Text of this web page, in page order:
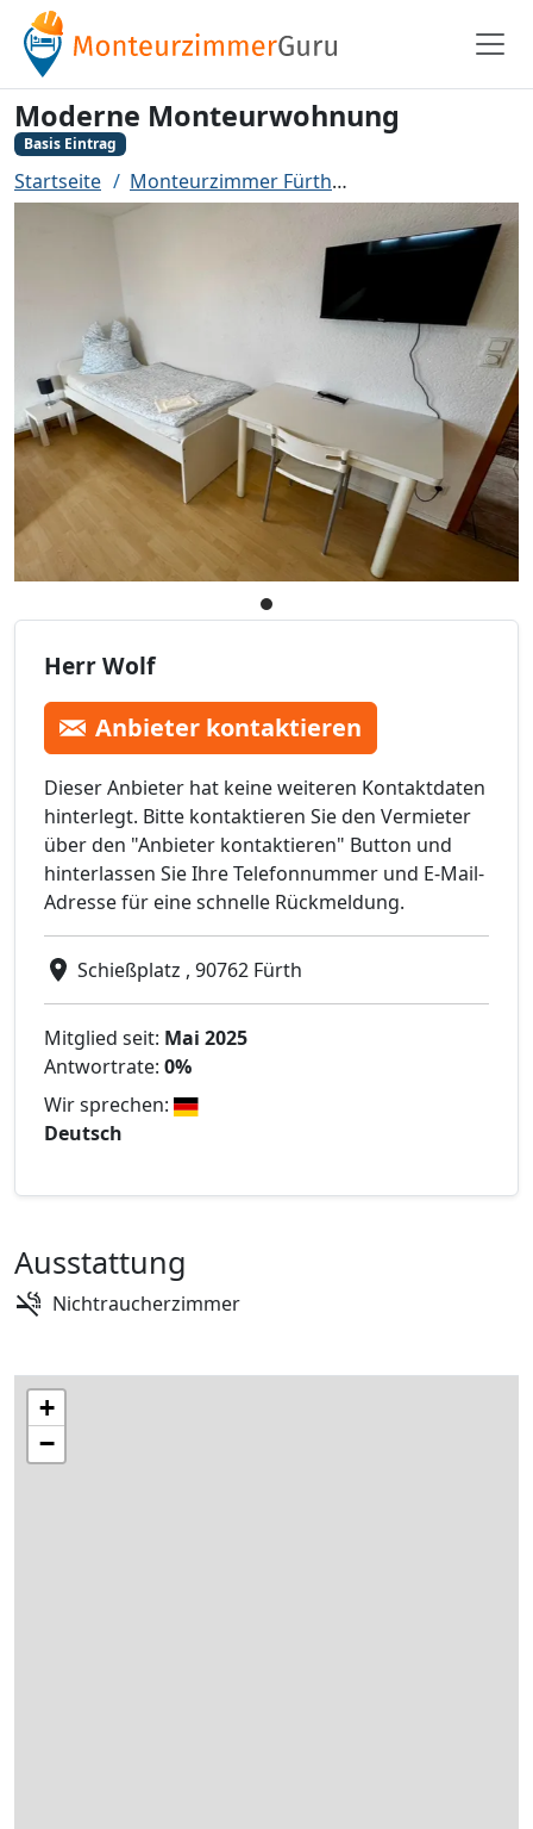
Moderne Monteurwohnung
Basis Eintrag
Startseite Monteurzimmer Fürth
Herr Wolf
Anbieter kontaktieren
Dieser Anbieter hat keine weiteren Kontaktdaten
hinterlegt. Bitte kontaktieren Sie den Vermieter
über den "Anbieter kontaktieren" Button und
hinterlassen Sie Ihre Telefonnummer und E-Mail-
Adresse für eine schnelle Rückmeldung.
Schießplatz , 90762 Fürth
Mitglied seit: Mai 2025
Antwortrate: 0%
Wir sprechen:
Deutsch
Ausstattung
Nichtraucherzimmer
+
−